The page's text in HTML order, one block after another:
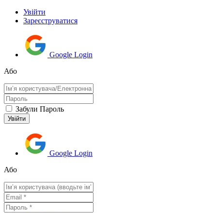
Увійти
Зареєструватися
Google Login
Або
Забули Пароль
Google Login
Або